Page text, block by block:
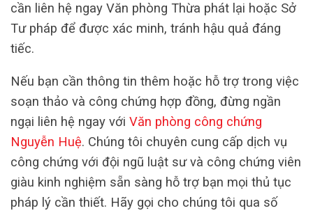
cần liên hệ ngay Văn phòng Thừa phát lại hoặc Sở
Tư pháp để được xác minh, tránh hậu quả đáng
tiếc.
Nếu bạn cần thông tin thêm hoặc hỗ trợ trong việc
soạn thảo và công chứng hợp đồng, đừng ngần
ngại liên hệ ngay với Văn phòng công chứng
Nguyễn Huệ. Chúng tôi chuyên cung cấp dịch vụ
công chứng với đội ngũ luật sư và công chứng viên
giàu kinh nghiệm sẵn sàng hỗ trợ bạn mọi thủ tục
pháp lý cần thiết. Hãy gọi cho chúng tôi qua số